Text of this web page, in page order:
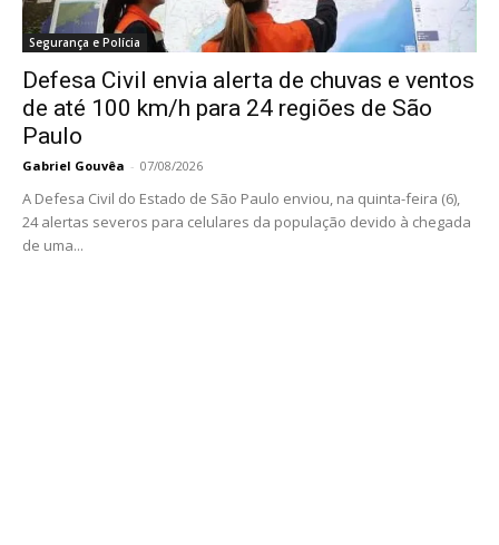
Segurança e Polícia
Defesa Civil envia alerta de chuvas e ventos
de até 100 km/h para 24 regiões de São
Paulo
Gabriel Gouvêa - 07/08/2026
A Defesa Civil do Estado de São Paulo enviou, na quinta-feira (6),
24 alertas severos para celulares da população devido à chegada
de uma...